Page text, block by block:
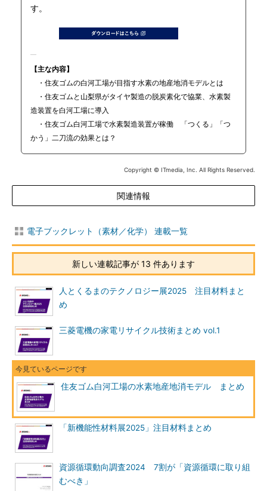
す。
【主な内容】
・住友ゴムの白河工場が目指す水素の地産地消モデルとは
・住友ゴムと山梨県がタイヤ製造の脱炭素化で協業、水素製
造装置を白河工場に導入
・住友ゴム白河工場で水素製造装置が稼働 「つくる」「つ
かう」二刀流の効果とは？
Copyright © ITmedia, Inc. All Rights Reserved.
関連情報
電子ブックレット（素材／化学） 連載一覧
新しい連載記事が 13 件あります
人とくるまのテクノロジー展2025 注目材料まと
め
三菱電機の家電リサイクル技術まとめ vol.1
住友ゴム白河工場の水素地産地消モデル まとめ
「新機能性材料展2025」注目材料まとめ
資源循環動向調査2024 7割が「資源循環に取り組
むべき」